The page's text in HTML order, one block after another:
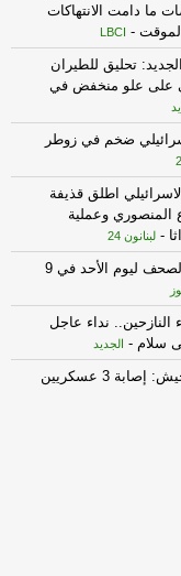
ما دامت الانتهاكات
الموقت -
LBCI
تحليق للطيران
على علو منخفض في
ضخم في زوطر
اطلق قذيفة
وعملية
- لبنانون 24
عناوين الصحف ليوم الأحد في 9
النازحين.. نداء عاجل
سلام - الجديد
قيادة الجيش: إصابة 3 عسكريين